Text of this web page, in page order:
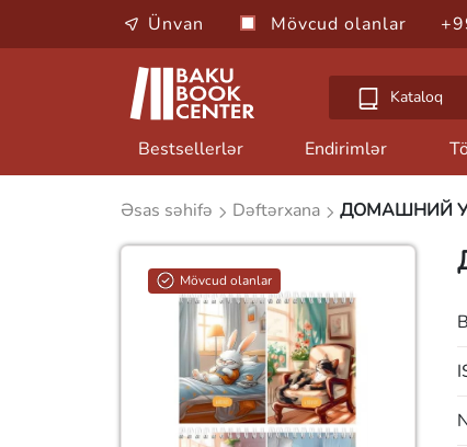
Ünvan Mövcud olanlar
Kataloq
Bestsellerlər Endirimlər
Əsas səhifə Dəftərxana ДОМАШНИЙ
Mövcud olanlar